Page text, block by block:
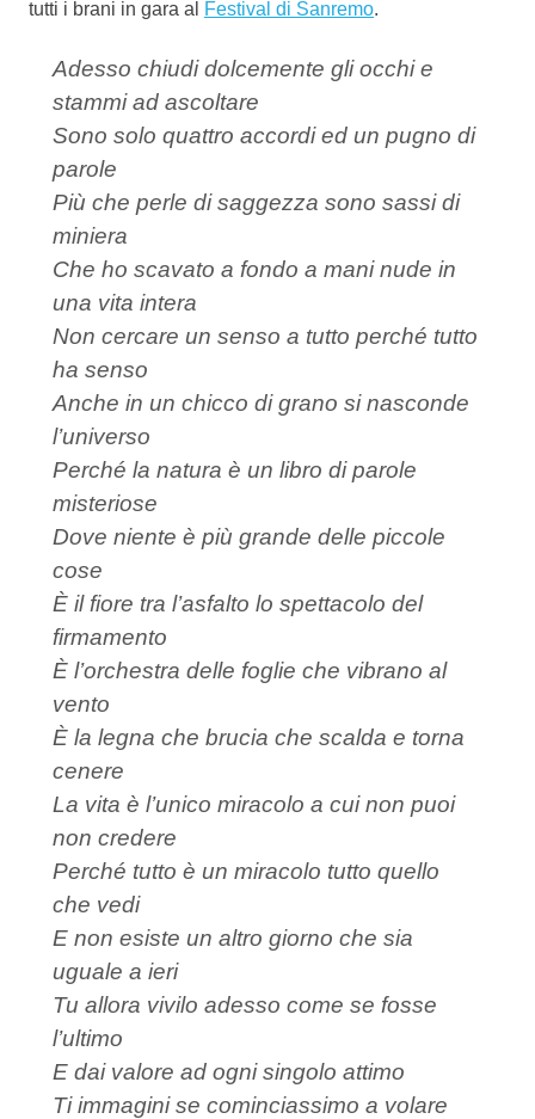
tutti i brani in gara al Festival di Sanremo.
Adesso chiudi dolcemente gli occhi e
stammi ad ascoltare
Sono solo quattro accordi ed un pugno di
parole
Più che perle di saggezza sono sassi di
miniera
Che ho scavato a fondo a mani nude in
una vita intera
Non cercare un senso a tutto perché tutto
ha senso
Anche in un chicco di grano si nasconde
l’universo
Perché la natura è un libro di parole
misteriose
Dove niente è più grande delle piccole
cose
È il fiore tra l’asfalto lo spettacolo del
firmamento
È l’orchestra delle foglie che vibrano al
vento
È la legna che brucia che scalda e torna
cenere
La vita è l’unico miracolo a cui non puoi
non credere
Perché tutto è un miracolo tutto quello
che vedi
E non esiste un altro giorno che sia
uguale a ieri
Tu allora vivilo adesso come se fosse
l’ultimo
E dai valore ad ogni singolo attimo
Ti immagini se cominciassimo a volare